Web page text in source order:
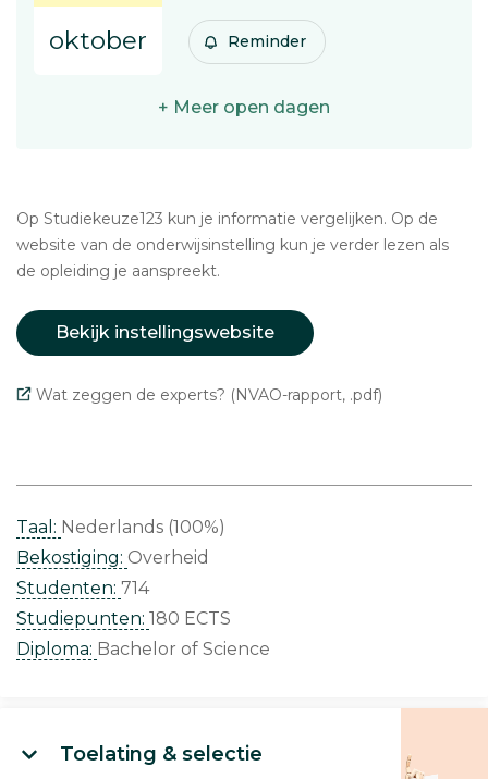
oktober Reminder
+ Meer open dagen
Op Studiekeuze123 kun je informatie vergelijken. Op de
website van de onderwijsinstelling kun je verder lezen als
de opleiding je aanspreekt.
Bekijk instellingswebsite
Wat zeggen de experts? (NVAO-rapport, .pdf)
Taal: Nederlands (100%)
Bekostiging: Overheid
Studenten: 714
Studiepunten: 180 ECTS
Diploma: Bachelor of Science
Toelating & selectie